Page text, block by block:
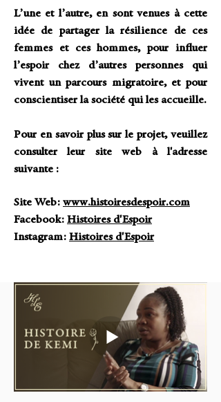
L’une et l’autre, en sont venues à cette
idée de partager la résilience de ces
femmes et ces hommes, pour influer
l’espoir chez d’autres personnes qui
vivent un parcours migratoire, et pour
conscientiser la société qui les accueille.
Pour en savoir plus sur le projet, veuillez
consulter leur site web à l'adresse
suivante :
Site Web: www.histoiresdespoir.com
​Facebook: Histoires d'Espoir
Instagram: Histoires d'Espoir